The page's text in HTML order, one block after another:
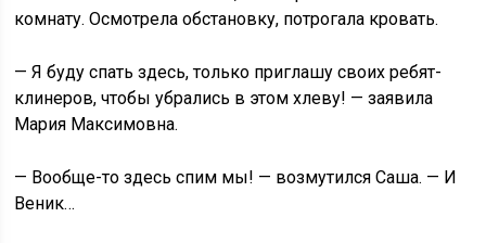
комнату. Осмотрела обстановку, потрогала кровать.
— Я буду спать здесь, только приглашу своих ребят-
клинеров, чтобы убрались в этом хлеву! — заявила
Мария Максимовна.
— Вообще-то здесь спим мы! — возмутился Саша. — И
Веник…